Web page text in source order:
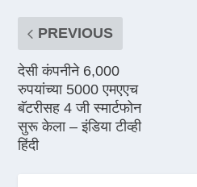
PREVIOUS
देसी कंपनीने 6,000
रुपयांच्या 5000 एमएएच
बॅटरीसह 4 जी स्मार्टफोन
सुरू केला – इंडिया टीव्ही
हिंदी